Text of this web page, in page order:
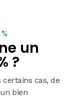
un
?
cas, de
bien